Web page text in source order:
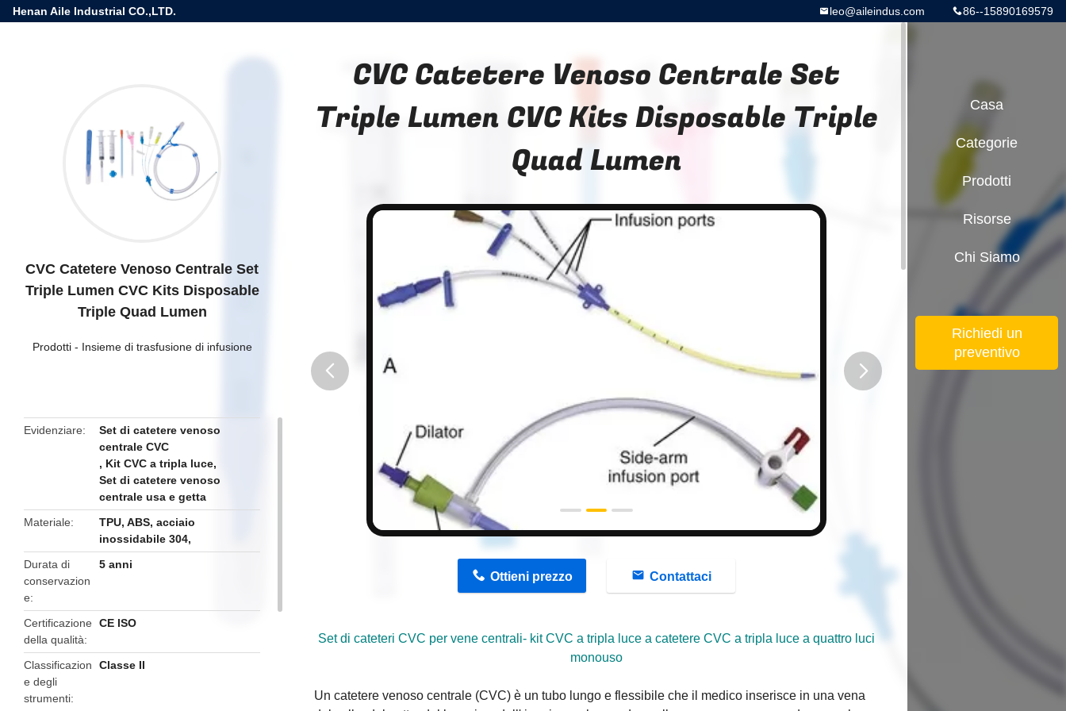
Henan Aile Industrial CO.,LTD. 86--15890169579
leo@aileindus.com
CVC Catetere Venoso Centrale Set
Triple Lumen CVC Kits Disposable
Triple Quad Lumen
Prodotti- Insieme di trasfusione di infusione
Evidenziare
Set di catetere venoso
centrale CVC
, Kit CVC a tripla luce,
Set di catetere venoso
centrale usa e getta
Materiale
TPU, ABS, acciaio
inossidabile 304,
Durata di
conservazion
e
5 anni
Certificazione
della qualità
CE ISO
Classificazion
e degli
strumenti
Classe II
CVC Catetere Venoso Centrale Set
Triple Lumen CVC Kits Disposable Triple
Quad Lumen
Ottieni prezzo Contattaci
Set di cateteri CVC per vene centrali- kit CVC a tripla luce a catetere CVC a tripla luce a quattro luci
monouso
Un catetere venoso centrale (CVC) è un tubo lungo e flessibile che il medico inserisce in una vena
Casa
Categorie
Prodotti
Risorse
Chi Siamo
Richiedi un
preventivo